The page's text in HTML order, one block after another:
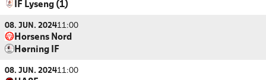
IF Lyseng (1)
08. JUN. 202411:00
Horsens Nord
Hørning IF
08. JUN. 202411:00